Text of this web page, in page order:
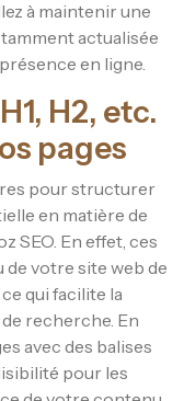
à maintenir une
actualisée
en ligne.
H2, etc.
pages
pour structurer
en matière de
SEO. En effet, ces
votre site web de
qui facilite la
recherche. En
avec des balises
pour les